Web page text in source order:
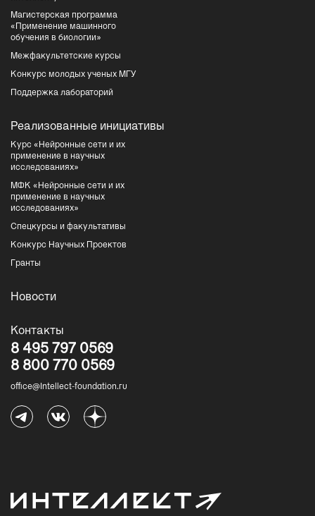
Магистерская программа
«Применение машинного
обучения в биологии»
Межфакультетские курсы
Конкурс молодых ученых МГУ
Поддержка лабораторий
Реализованные инициативы
Курс «Нейронные сети и их
применение в научных
исследованиях»
МФК «Нейронные сети и их
применение в научных
исследованиях»
Спецкурсы и факультативы
Конкурс Научных Проектов
Гранты
Новости
Контакты
8 495 797 0569
8 800 770 0569
office@Intellect-foundation.ru